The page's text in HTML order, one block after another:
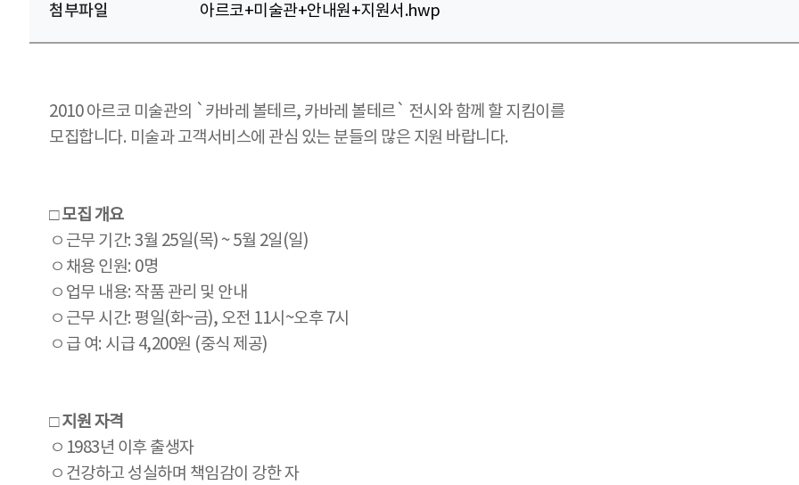
첨부파일 아르코+미술관+안내원+지원서.hwp
2010 아르코 미술관의 `카바레 볼테르, 카바레 볼테르` 전시와 함께 할 지킴이를
모집합니다. 미술과 고객서비스에 관심 있는 분들의 많은 지원 바랍니다.
□ 모집 개요
ㅇ근무 기간: 3월 25일(목) ~ 5월 2일(일)
ㅇ채용 인원: 0명
ㅇ업무 내용: 작품 관리 및 안내
ㅇ근무 시간: 평일(화~금), 오전 11시~오후 7시
ㅇ급 여: 시급 4,200원 (중식 제공)
□ 지원 자격
ㅇ1983년 이후 출생자
ㅇ건강하고 성실하며 책임감이 강한 자